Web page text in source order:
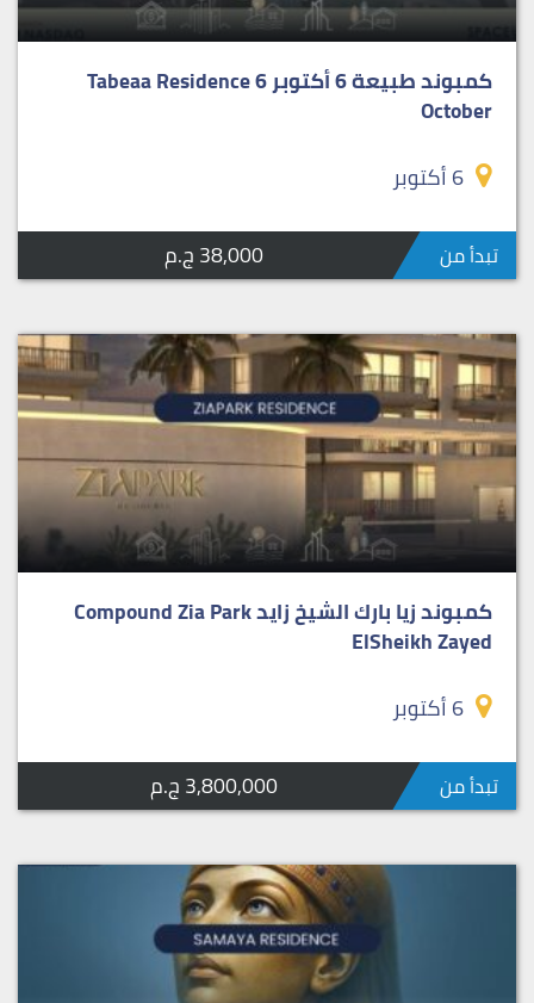
كمبوند طبيعة 6 أكتوبر Tabeaa Residence 6
October
6 أكتوبر
تبدأ من 38,000 ج.م
كمبوند زيا بارك الشيخ زايد Compound Zia Park
ElSheikh Zayed
6 أكتوبر
تبدأ من 3,800,000 ج.م